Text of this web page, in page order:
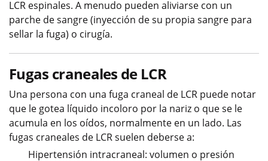
LCR espinales. A menudo pueden aliviarse con un
parche de sangre (inyección de su propia sangre para
sellar la fuga) o cirugía.
Fugas craneales de LCR
Una persona con una fuga craneal de LCR puede notar
que le gotea líquido incoloro por la nariz o que se le
acumula en los oídos, normalmente en un lado. Las
fugas craneales de LCR suelen deberse a:
Hipertensión intracraneal: volumen o presión